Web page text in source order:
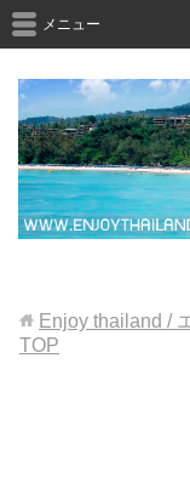
メニュー
Enjoy thailand /
TOP